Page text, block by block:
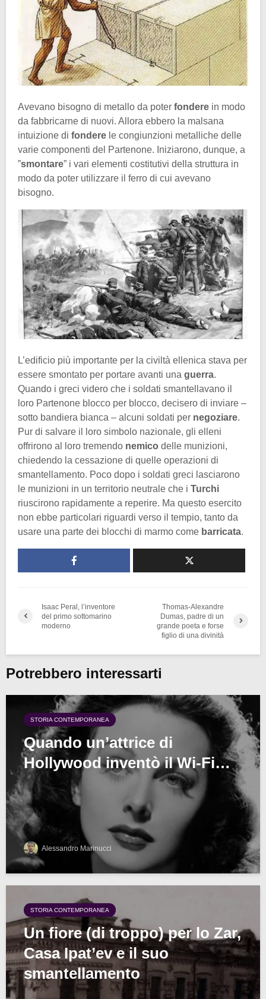
Avevano bisogno di metallo da poter fondere in modo
da fabbricarne di nuovi. Allora ebbero la malsana
intuizione di fondere le congiunzioni metalliche delle
varie componenti del Partenone. Iniziarono, dunque, a
”smontare” i vari elementi costitutivi della struttura in
modo da poter utilizzare il ferro di cui avevano
bisogno.
L’edificio più importante per la civiltà ellenica stava per
essere smontato per portare avanti una guerra.
Quando i greci videro che i soldati smantellavano il
loro Partenone blocco per blocco, decisero di inviare –
sotto bandiera bianca – alcuni soldati per negoziare.
Pur di salvare il loro simbolo nazionale, gli elleni
offrirono al loro tremendo nemico delle munizioni,
chiedendo la cessazione di quelle operazioni di
smantellamento. Poco dopo i soldati greci lasciarono
le munizioni in un territorio neutrale che i Turchi
riuscirono rapidamente a reperire. Ma questo esercito
non ebbe particolari riguardi verso il tempio, tanto da
usare una parte dei blocchi di marmo come barricata.
Isaac Peral, l’inventore
del primo sottomarino
moderno
Thomas-Alexandre
Dumas, padre di un
grande poeta e forse
figlio di una divinità
Potrebbero interessarti
STORIA CONTEMPORANEA
Quando un’attrice di
Hollywood inventò il Wi-Fi…
Alessandro Marinucci
STORIA CONTEMPORANEA
Un fiore (di troppo) per lo Zar,
Casa Ipat’ev e il suo
smantellamento